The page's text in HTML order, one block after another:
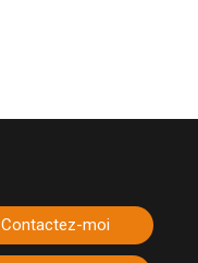
Contactez-moi